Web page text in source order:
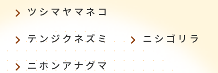
ツシマヤマネコ
テンジクネズミ
ニシゴリラ
ニホンアナグマ